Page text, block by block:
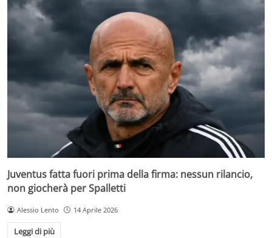
Juventus fatta fuori prima della firma: nessun rilancio,
non giocherà per Spalletti
Alessio Lento 14 Aprile 2026
Leggi di più